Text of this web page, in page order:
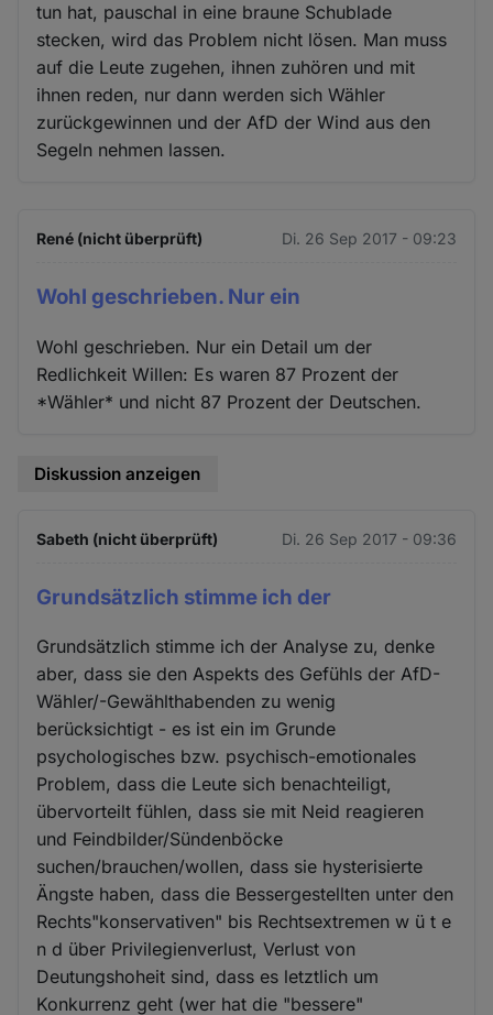
tun hat, pauschal in eine braune Schublade
stecken, wird das Problem nicht lösen. Man muss
auf die Leute zugehen, ihnen zuhören und mit
ihnen reden, nur dann werden sich Wähler
zurückgewinnen und der AfD der Wind aus den
Segeln nehmen lassen.
René (nicht überprüft) Di. 26 Sep 2017 - 09:23
Wohl geschrieben. Nur ein
Wohl geschrieben. Nur ein Detail um der
Redlichkeit Willen: Es waren 87 Prozent der
*Wähler* und nicht 87 Prozent der Deutschen.
Diskussion anzeigen
Sabeth (nicht überprüft) Di. 26 Sep 2017 - 09:36
Grundsätzlich stimme ich der
Grundsätzlich stimme ich der Analyse zu, denke
aber, dass sie den Aspekts des Gefühls der AfD-
Wähler/-Gewählthabenden zu wenig
berücksichtigt - es ist ein im Grunde
psychologisches bzw. psychisch-emotionales
Problem, dass die Leute sich benachteiligt,
übervorteilt fühlen, dass sie mit Neid reagieren
und Feindbilder/Sündenböcke
suchen/brauchen/wollen, dass sie hysterisierte
Ängste haben, dass die Bessergestellten unter den
Rechts"konservativen" bis Rechtsextremen w ü t e
n d über Privilegienverlust, Verlust von
Deutungshoheit sind, dass es letztlich um
Konkurrenz geht (wer hat die "bessere"